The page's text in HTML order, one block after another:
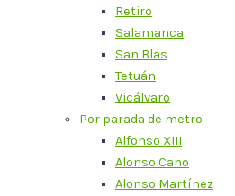
Retiro
Salamanca
San Blas
Tetuán
Vicálvaro
Por parada de metro
Alfonso XIII
Alonso Cano
Alonso Martínez